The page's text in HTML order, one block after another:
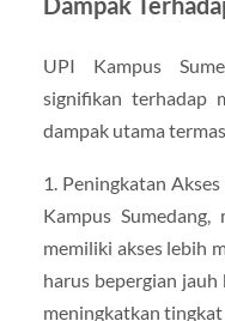
UPI Kampus
signifikan terhadap
dampak utama
1. Peningkatan
Kampus
memiliki akses lebih
harus bepergian
meningkatkan